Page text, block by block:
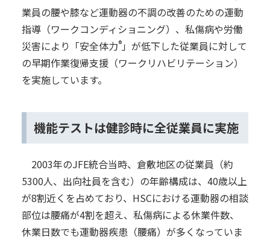
業員の腰や膝など運動器の不調の改善のための運動
指導（ワークコンディショニング）、私傷病や労働
災害により「安全体力®」が低下した従業員に対して
の早期作業復帰支援（ワークリハビリテーション）
を実施しています。
機能テストは健診時に全従業員に実施
2003年のJFE統合当時、倉敷地区の従業員（約
5300人、出向社員を含む）の年齢構成は、40歳以上
が8割近くを占めており、HSCにおける運動器の相談
部位は腰痛が4割を超え、私傷病による休業件数、
休業日数でも運動器疾患（腰痛）が多くなっていま